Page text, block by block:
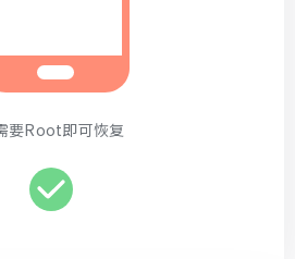
要Root即可恢复